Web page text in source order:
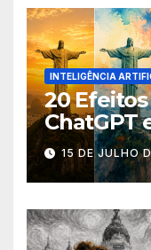
INTELIGÊNCIA
20
ChatGPT
15 DE JULHO